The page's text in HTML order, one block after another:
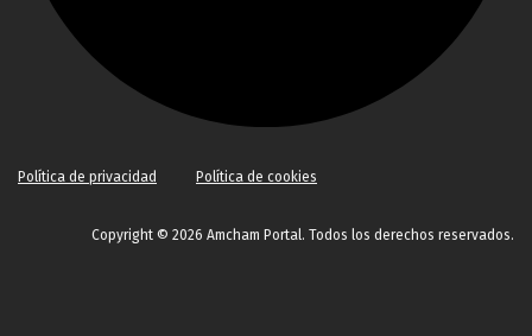
Política de privacidad Política de cookies
Copyright © 2026 Amcham Portal. Todos los derechos reservados.